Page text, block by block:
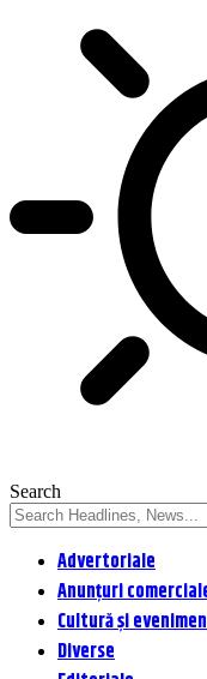
Search
Advertoriale
Anunțuri
Cultură și
Diverse